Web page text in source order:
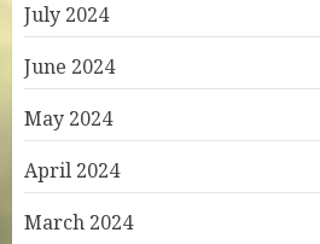
July 2024
June 2024
May 2024
April 2024
March 2024